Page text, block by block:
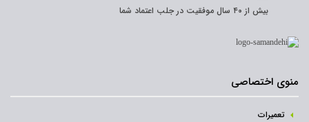
بیش از ۴۰ سال موفقیت در جلب اعتماد شما
منوی اختصاصی
تعمیرات